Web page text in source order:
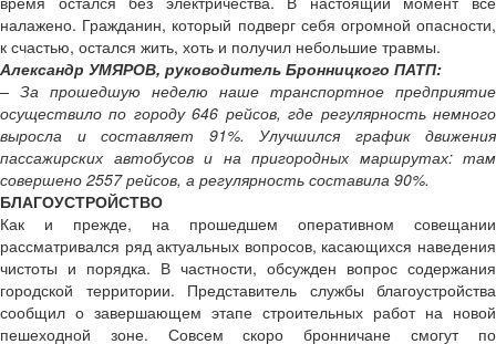
налажено. Гражданин, который подверг себя огромной опасности,
к счастью, остался жить, хоть и получил небольшие травмы.
Александр УМЯРОВ, руководитель Бронницкого ПАТП:
– За прошедшую неделю наше транспортное предприятие
осуществило по городу 646 рейсов, где регулярность немного
выросла и составляет 91%. Улучшился график движения
пассажирских автобусов и на пригородных маршрутах: там
совершено 2557 рейсов, а регулярность составила 90%.
БЛАГОУСТРОЙСТВО
Как и прежде, на прошедшем оперативном совещании
рассматривался ряд актуальных вопросов, касающихся наведения
чистоты и порядка. В частности, обсужден вопрос содержания
городской территории. Представитель службы благоустройства
сообщил о завершающем этапе строительных работ на новой
пешеходной зоне. Совсем скоро бронничане смогут по